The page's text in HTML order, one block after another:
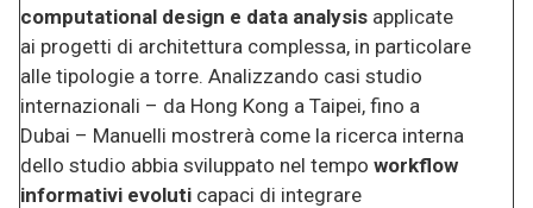
computational design e data analysisapplicate
ai progetti di architettura complessa, in particolare
alle tipologie a torre. Analizzando casi studio
internazionali – da Hong Kong a Taipei, fino a
Dubai – Manuelli mostrerà come la ricerca interna
dello studio abbia sviluppato nel tempo workflow
informativi evoluticapaci di integrare